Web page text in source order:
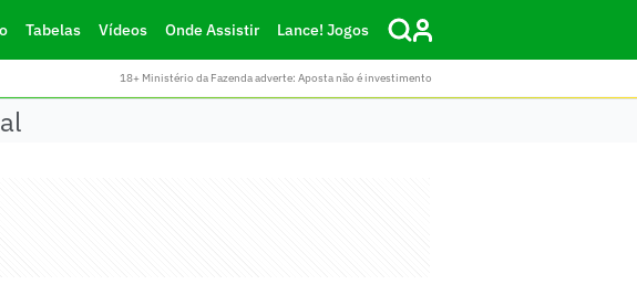
Tabelas Vídeos Onde Assistir Lance! Jogos
18+ Ministério da Fazenda adverte: Aposta não é investimento